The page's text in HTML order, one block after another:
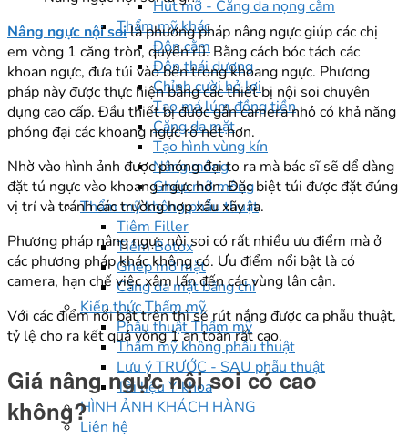
Hút mỡ - Căng da nọng cằm
Thẩm mỹ khác
Độn cằm
Độn thái dương
Chỉnh cười hở lợi
Tạo má lúm đồng tiền
Căng da mặt
Tạo hình vùng kín
Nâng mông
Ghép mỡ mông
Thẩm mỹ không phẫu thuật
Tiêm Filler
Tiêm Botox
Ghép mỡ mặt
Căng da mặt bằng chỉ
Kiến thức Thẩm mỹ
Phẫu thuật Thẩm mỹ
Thẩm mỹ không phẫu thuật
Lưu ý TRƯỚC - SAU phẫu thuật
Tài liệu Y khoa
HÌNH ẢNH KHÁCH HÀNG
Liên hệ
Nâng ngực nội soilà phương pháp nâng ngực giúp các chị
em vòng 1 căng tròn, quyến rũ. Bằng cách bóc tách các
khoan ngực, đưa túi vào bên trong khoang ngực. Phương
pháp này được thực hiện bằng các thiết bị nội soi chuyên
dụng cao cấp. Đầu thiết bị được gắn camera nhỏ có khả năng
phóng đại các khoang ngực rõ nét hơn.
Nhờ vào hình ảnh được phóng đại to ra mà bác sĩ sẽ dể dàng
đặt tú ngực vào khoang ngực hơn. Đặc biệt túi được đặt đúng
vị trí và tránh các trường hợp xấu xãy ra.
Phương pháp nâng ngực nội soi có rất nhiều ưu điểm mà ở
các phương pháp khác không có. Ưu điểm nổi bật là có
camera, hạn chế việc xâm lấn đến các vùng lân cận.
Với các điểm nổi bật trên thì sẽ rút nắng được ca phẫu thuật,
tỷ lệ cho ra kết quả vòng 1 an toàn rất cao.
Giá nâng ngực nội soi có cao
không?